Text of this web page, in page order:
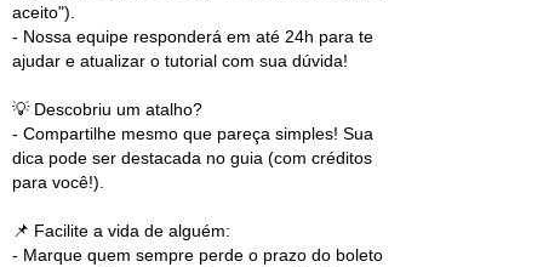
aceito").
- Nossa equipe responderá em até 24h para te
ajudar e atualizar o tutorial com sua dúvida!
💡 Descobriu um atalho?
- Compartilhe mesmo que pareça simples! Sua
dica pode ser destacada no guia (com créditos
para você!).
📌 Facilite a vida de alguém:
- Marque quem sempre perde o prazo do boleto